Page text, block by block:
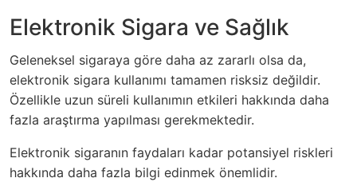
Elektronik Sigara ve Sağlık
Geleneksel sigaraya göre daha az zararlı olsa da,
elektronik sigara kullanımı tamamen risksiz değildir.
Özellikle uzun süreli kullanımın etkileri hakkında daha
fazla araştırma yapılması gerekmektedir.
Elektronik sigaranın faydaları kadar potansiyel riskleri
hakkında daha fazla bilgi edinmek önemlidir.